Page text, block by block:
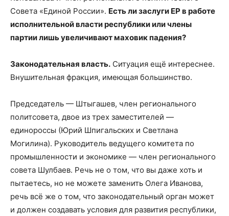
Совета «Единой России». Есть ли заслуги ЕР в работе
исполнительной власти республики или члены
партии лишь увеличивают маховик падения?
Законодательная власть. Ситуация ещё интереснее.
Внушительная фракция, имеющая большинство.
Председатель — Штыгашев, член регионального
политсовета, двое из трех заместителей —
единороссы (Юрий Шпигальских и Светлана
Могилина). Руководитель ведущего комитета по
промышленности и экономике — член регионального
совета Шулбаев. Речь не о том, что вы даже хоть и
пытаетесь, но не можете заменить Олега Иванова,
речь всё же о том, что законодательный орган может
и должен создавать условия для развития республики,